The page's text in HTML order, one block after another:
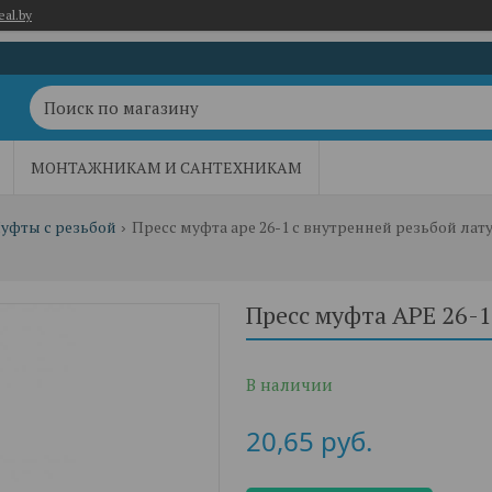
МОНТАЖНИКАМ И САНТЕХНИКАМ
с резьбой Пресс муфта ape 26-1 с внутренней резьбой
Пресс муфта APE 26-
В наличии
20,65 руб.